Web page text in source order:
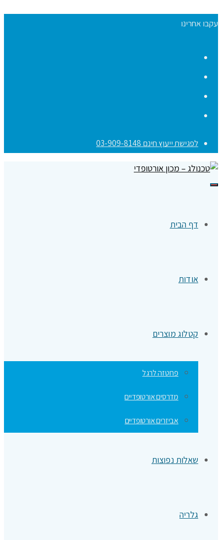
עקבו אחרינו
לפגישת ייעוץ חינם 03-909-8148
תפריט
דף הבית
אודות
קטלוג מוצרים
פרוטזה לרגל
מדרסים אורטופדיים
אביזרים אורטופדיים
שאלות נפוצות
גלריה